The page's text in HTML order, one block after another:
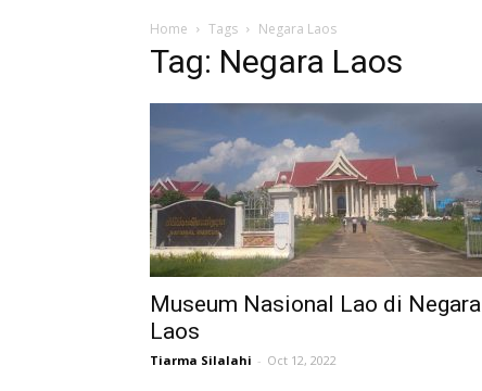
Home Tags Negara Laos
Tag: Negara Laos
Museum Nasional Lao di Negara
Laos
Tiarma Silalahi - Oct 12, 2022